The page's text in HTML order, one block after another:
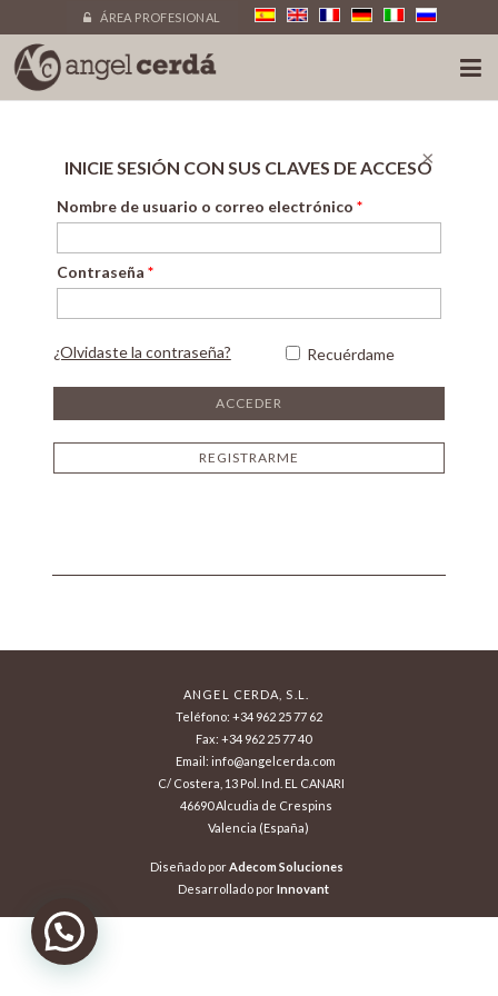
ÁREA PROFESIONAL
INICIE SESIÓN CON SUS CLAVES DE ACCESO
Nombre de usuario o correo electrónico *
Contraseña *
¿Olvidaste la contraseña? Recuérdame
REGISTRARME
×
ANGEL CERDA, S.L.
Teléfono: +34 962 25 77 62
Fax: +34 962 25 77 40
Email: info@angelcerda.com
C/ Costera, 13 Pol. Ind. EL CANARI
46690 Alcudia de Crespins
Valencia (España)
Diseñado porAdecom Soluciones
Desarrollado porInnovant